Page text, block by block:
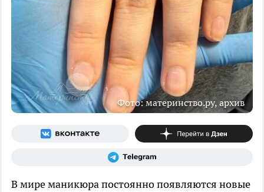
Фото: материнство.ру, архив
В мире маникюра постоянно появляются новые